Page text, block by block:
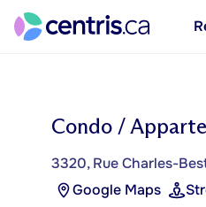
Condo /
3320, Rue Charles-
Google Maps